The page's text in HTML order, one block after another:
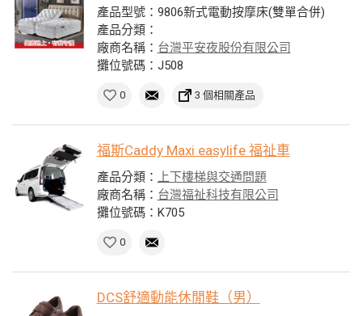
產品型號：9806新式電動按摩床(雙單合併)
產品分類：
廠商名稱： 台灣平安夜股份有限公司
攤位號碼：J508
0 3 個相關產品
福斯Caddy Maxi easylife 福祉車
產品分類：
上下樓梯與交通問題
廠商名稱： 台灣福祉科技有限公司
攤位號碼：K705
0
DCS舒適動能休閒鞋（男）